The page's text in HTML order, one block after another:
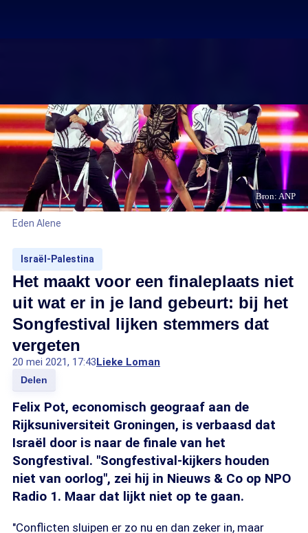
Bron: ANP
Eden Alene
Israël-Palestina
Het maakt voor een finaleplaats niet
uit wat er in je land gebeurt: bij het
Songfestival lijken stemmers dat
vergeten
20 mei 2021, 17:43Lieke Loman
Delen
Felix Pot, economisch geograaf aan de
Rijksuniversiteit Groningen, is verbaasd dat
Israël door is naar de finale van het
Songfestival. "Songfestival-kijkers houden
niet van oorlog", zei hij in Nieuws & Co op NPO
Radio 1. Maar dat lijkt niet op te gaan.
"Conflicten sluipen er zo nu en dan zeker in, maar